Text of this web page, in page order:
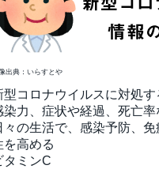
出典：いらすとや
型コロナウイルスに対処す
染力、症状や経過、死亡率
々の生活で、感染予防、免
を高める
タミンC